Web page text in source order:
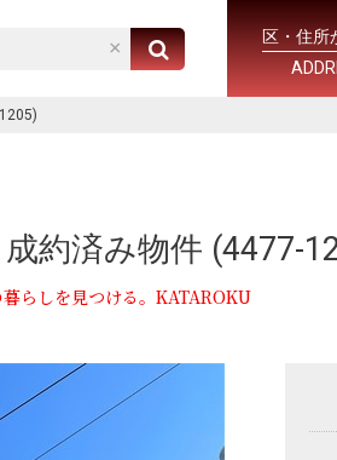
区・住所
約済み物件 (4477-
らしを見つける。KATAROKU